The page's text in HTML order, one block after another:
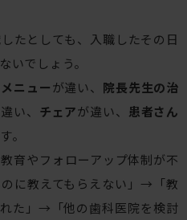
たとしても、入職したその日
いでしょう。
ニューが違い、 院長先生の治
い、 チェアが違い、
患者さん
。
育やフォローアップ体制が不
に教えてもらえない」→「教
た」→「他の歯科医院を検討